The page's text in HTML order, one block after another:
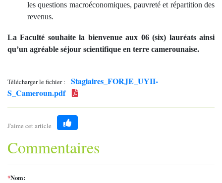
les questions macroéconomiques, pauvreté et répartition des
revenus.
La Faculté souhaite la bienvenue aux 06 (six) lauréats ainsi
qu’un agréable séjour scientifique en terre camerounaise.
Télécharger le fichier :
Stagiaires_FORJE_UYII-
S_Cameroun.pdf
J'aime cet article
Like
Commentaires
*Nom: